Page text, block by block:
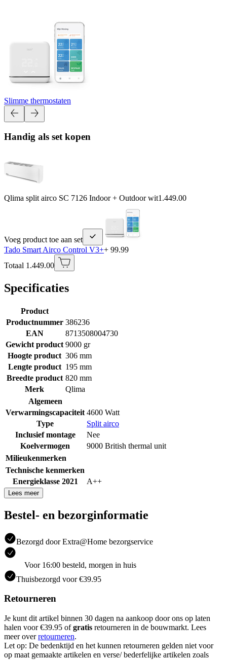
Slimme thermostaten
Handig als set kopen
Qlima split airco SC 7126 Indoor + Outdoor wit1.449.00
Voeg product toe aan set
Tado Smart Airco Control V3++ 99.99
Totaal 1.449.00
Specificaties
Product
Productnummer 386236
EAN
8713508004730
Gewicht product 9000 gr
Hoogte product 306 mm
Lengte product 195 mm
Breedte product 820 mm
Merk
Qlima
Algemeen
Verwarmingscapaciteit 4600 Watt
Type
Split airco
Inclusief montage
Nee
Koelvermogen
9000 British thermal unit
Milieukenmerken
Technische kenmerken
Energieklasse 2021
A++
Lees meer
Bestel- en bezorginformatie
Bezorgd door Extra@Home bezorgservice
Voor 16:00 besteld, morgen in huis
Thuisbezorgd voor €39.95
Retourneren
Je kunt dit artikel binnen 30 dagen na aankoop door ons op laten
halen voor €39.95 ofgratis retourneren in de bouwmarkt. Lees
meer overretourneren.
Let op: De bedenktijd en het kunnen retourneren gelden niet voor
op maat gemaakte artikelen en verse/ bederfelijke artikelen zoals